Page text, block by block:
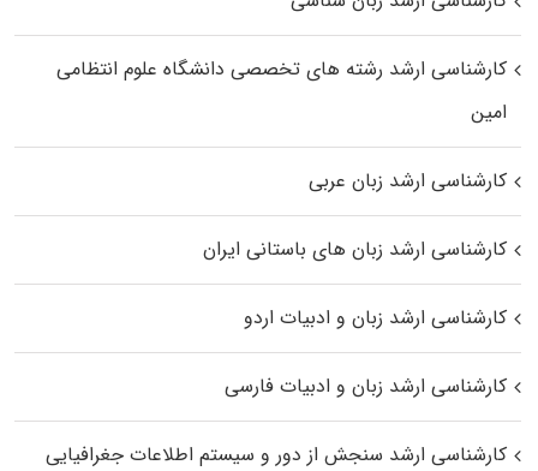
کارشناسی ارشد رﺷﺘﻪ ﻫﺎی تخصصی داﻧﺸﮕﺎه ﻋﻠﻮم انتظامی
اﻣﻴﻦ
کارشناسی ارشد زبان عربی
کارشناسی ارشد زبان‌ های باستانی ایران
کارشناسی ارشد زبان و ادبیات اردو
کارشناسی ارشد زبان و ادبیات فارسی
کارشناسی ارشد سنجش از دور و سیستم اطلاعات جغرافیایی